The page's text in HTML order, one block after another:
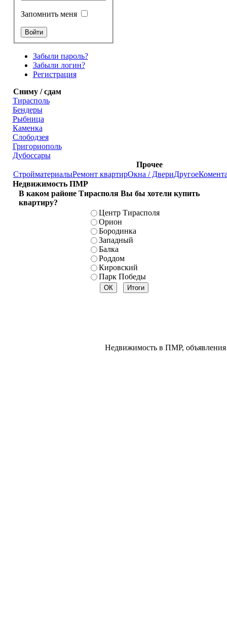
Запомнить меня
Забыли пароль?
Забыли логин?
Регистрация
Сниму / сдам
Тирасполь
Бендеры
Рыбница
Каменка
Слободзея
Григориополь
Дубоссары
Прочее
СтройматериалыРемонт квартирОкна / ДвериДругое
Недвижимость ПМР
В каком районе Тирасполя Вы бы хотели купить
квартиру?
Центр Тирасполя
Орион
Бородинка
Западный
Балка
Роддом
Кировский
Парк Победы
Недвижимость в ПМР, объявления